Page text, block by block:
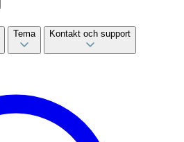
Tema Kontakt och support